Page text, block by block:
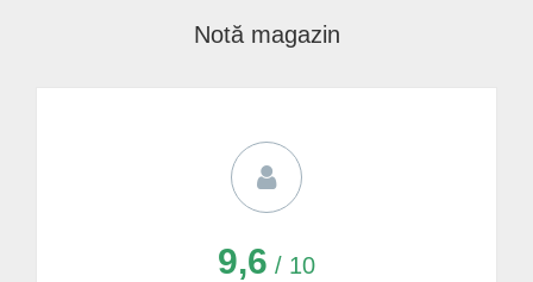
Notă magazin
9,6 / 10